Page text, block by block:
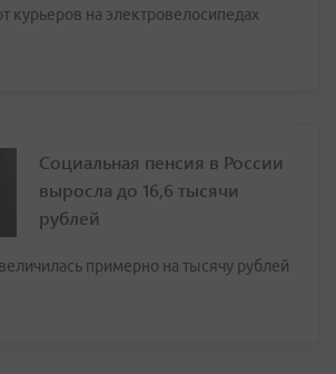
курьеров на электровелосипедах
Социальная пенсия в России
выросла до 16,6 тысячи
рублей
примерно на тысячу рублей